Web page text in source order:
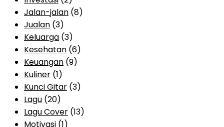
Jalan-jalan (8)
Jualan (3)
Keluarga (3)
Kesehatan (6)
Keuangan (9)
Kuliner (1)
Kunci Gitar (3)
Lagu (20)
Lagu Cover (13)
Motivasi (1)